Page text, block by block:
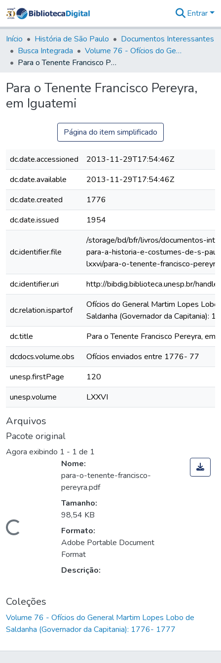
&
Coleções
Tudo na
Biblioteca
Estatísticas
Entrar
Início História de São Paulo
Documentos Interessantes
Busca Integrada
Volume 76 - Ofícios do General Martim Lopes Lobo de Saldanha (Governador da Capitania): 1776- 1777
Para o Tenente Francisco Pereyra, em Iguatemi
Para o Tenente Francisco Pereyra,
em Iguatemi
Página do item simplificado
dc.date.accessioned
2013-11-29T17:54:46Z
dc.date.available
2013-11-29T17:54:46Z
dc.date.created
1776
dc.date.issued
1954
dc.identifier.file
/storage/bd/bfr/livros/documentos-
para-a-historia-e-costumes-de-s-
lxxvi/para-o-tenente-francisco-pereyra
dc.identifier.uri
http://bibdig.biblioteca.unesp.br/
dc.relation.ispartof
Ofícios do General Martim Lopes Lobo
Saldanha (Governador da Capitania):
dc.title
Para o Tenente Francisco Pereyra, em
dcdocs.volume.obs
Ofícios enviados entre 1776- 77
unesp.firstPage
120
unesp.volume
LXXVI
Arquivos
Pacote original
Agora exibindo 1 - 1 de 1
Carregando...
Nome:
para-o-tenente-francisco-
pereyra.pdf
Tamanho:
98,54 KB
Formato:
Adobe Portable Document
Format
Descrição:
Coleções
Volume 76 - Ofícios do General Martim Lopes Lobo de
Saldanha (Governador da Capitania): 1776- 1777